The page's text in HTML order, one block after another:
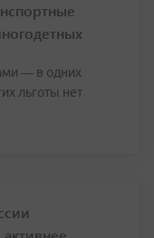
— в одних
льготы нет